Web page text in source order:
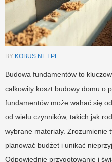
BY KOBUS.NET.PL
Budowa fundamentów to
całkowity koszt budowy domu o
fundamentów może wahać się
od wielu czynników, takich jak
wybrane materiały.
planować budżet i unikać
Odpowiednie przygotowanie i